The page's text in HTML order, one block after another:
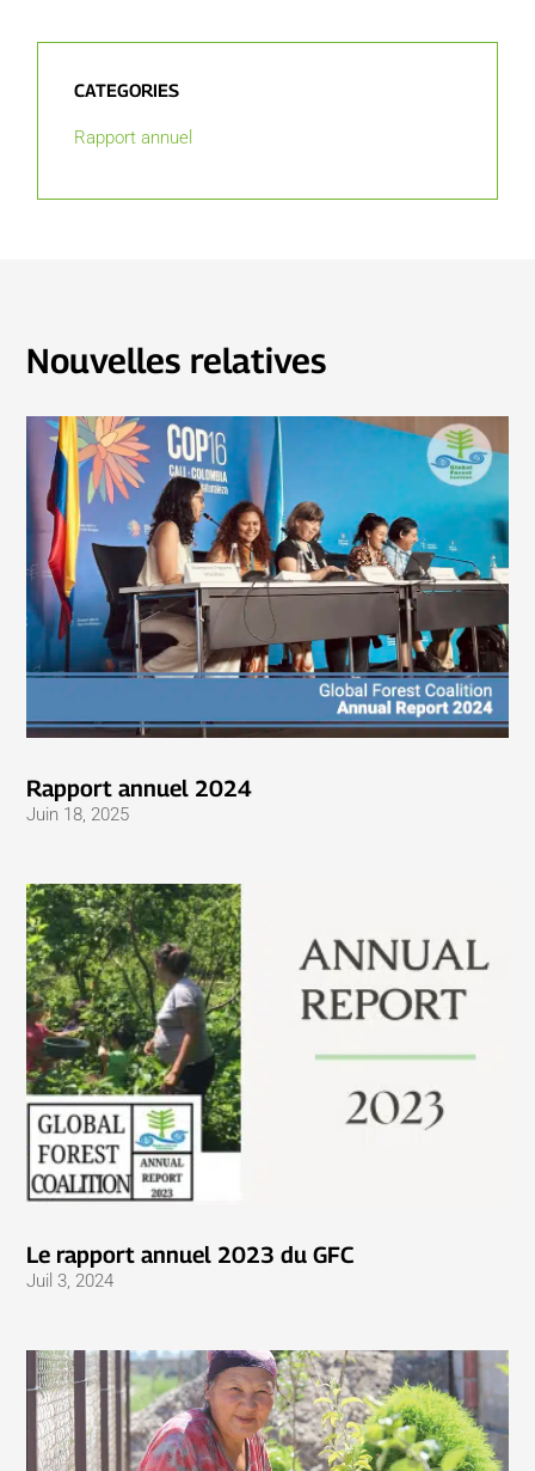
CATEGORIES
Rapport annuel
Nouvelles relatives
Rapport annuel 2024
Juin 18, 2025
Le rapport annuel 2023 du GFC
Juil 3, 2024